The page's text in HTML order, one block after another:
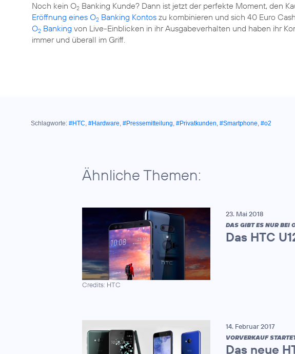
Noch kein O2 Banking Kunde? Dann ist jetzt der perfekte Moment, den
Eröffnung eines O2 Banking Kontos zu kombinieren und sich 40 Euro
O2 Banking von Live-Einblicken in ihr Ausgabeverhalten und haben ihr
immer und überall im Griff.
Schlagworte: #HTC, #Hardware, #Pressemitteilung, #Privatkunden, #Smartphone, #o2
Ähnliche Themen:
Credits: HTC
23. Mai 2018
DAS GIBT ES NUR BEI
Das HTC
14. Februar 2017
VORVERKAUF
Das neue